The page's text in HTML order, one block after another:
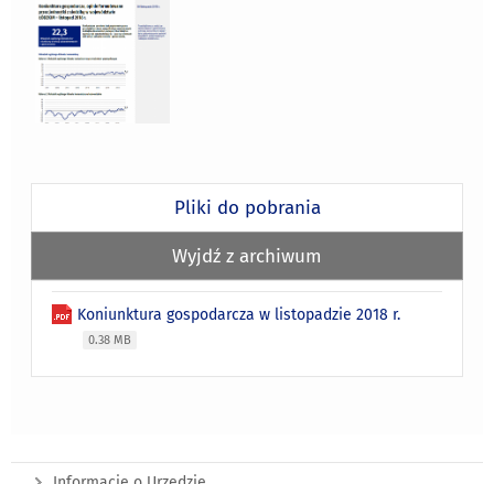
Pliki do pobrania
Wyjdź z archiwum
Koniunktura gospodarcza w listopadzie 2018 r.
0.38 MB